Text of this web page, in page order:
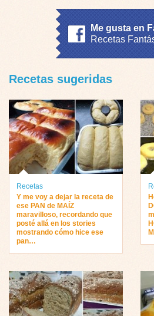
Me gusta en
Recetas
Recetas sugeridas
Recetas
Y me voy a dejar la receta de
ese PAN de MAÍZ
maravilloso, recordando que
posté allá en los stories
mostrando cómo hice ese
pan…